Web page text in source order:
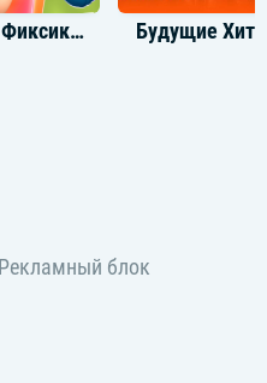
Песни Фиксиков песни из мультфильма Будущие